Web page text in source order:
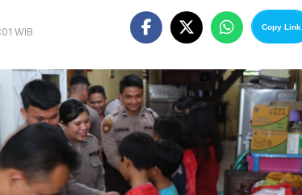
WIB Copy Link